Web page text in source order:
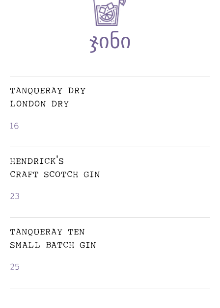
TANQUERAY DRY
LONDON DRY
16
HENDRICK'S
CRAFT SCOTCH GIN
23
TANQUERAY TEN
SMALL BATCH GIN
25